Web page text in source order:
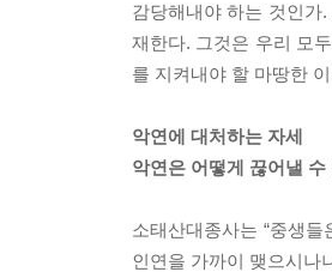
감당해내야 하는 것인가
재한다. 그것은 우리 모
를 지켜내야 할 마땅한
악연에 대처하는 자세
악연은 어떻게 끊어낼 수
소태산대종사는 “중생
인연을 가까이 맺으시나